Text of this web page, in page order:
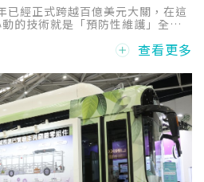
已經正式跨越百億美元大關，在這
的技術就是「預防性維護」全球
，而是誰能永遠「不卡關」。查看更多